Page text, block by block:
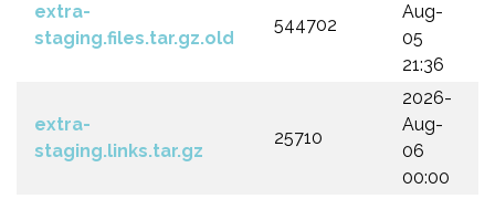
extra-
staging.files.tar.gz.old
544702
Aug-
05
21:36
extra-
staging.links.tar.gz
25710
2026-
Aug-
06
00:00